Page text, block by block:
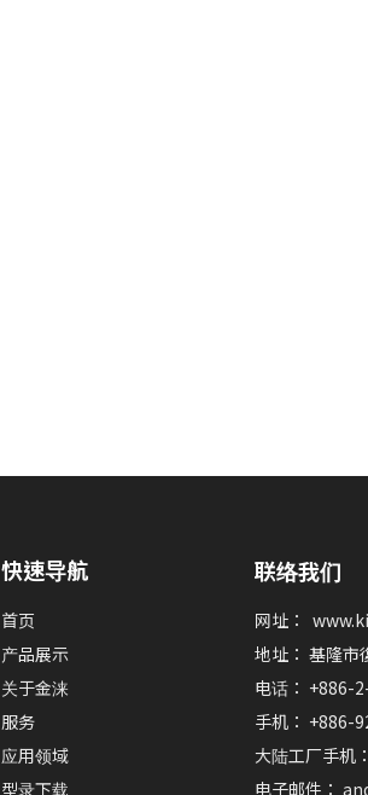
快速导航
首页
产品展示
关于金涞
服务
应用领域
型录下载
联络我们
网址：
地址： 基隆市
电话： +886-
手机： +886-
大陆工厂手机
电子邮件：